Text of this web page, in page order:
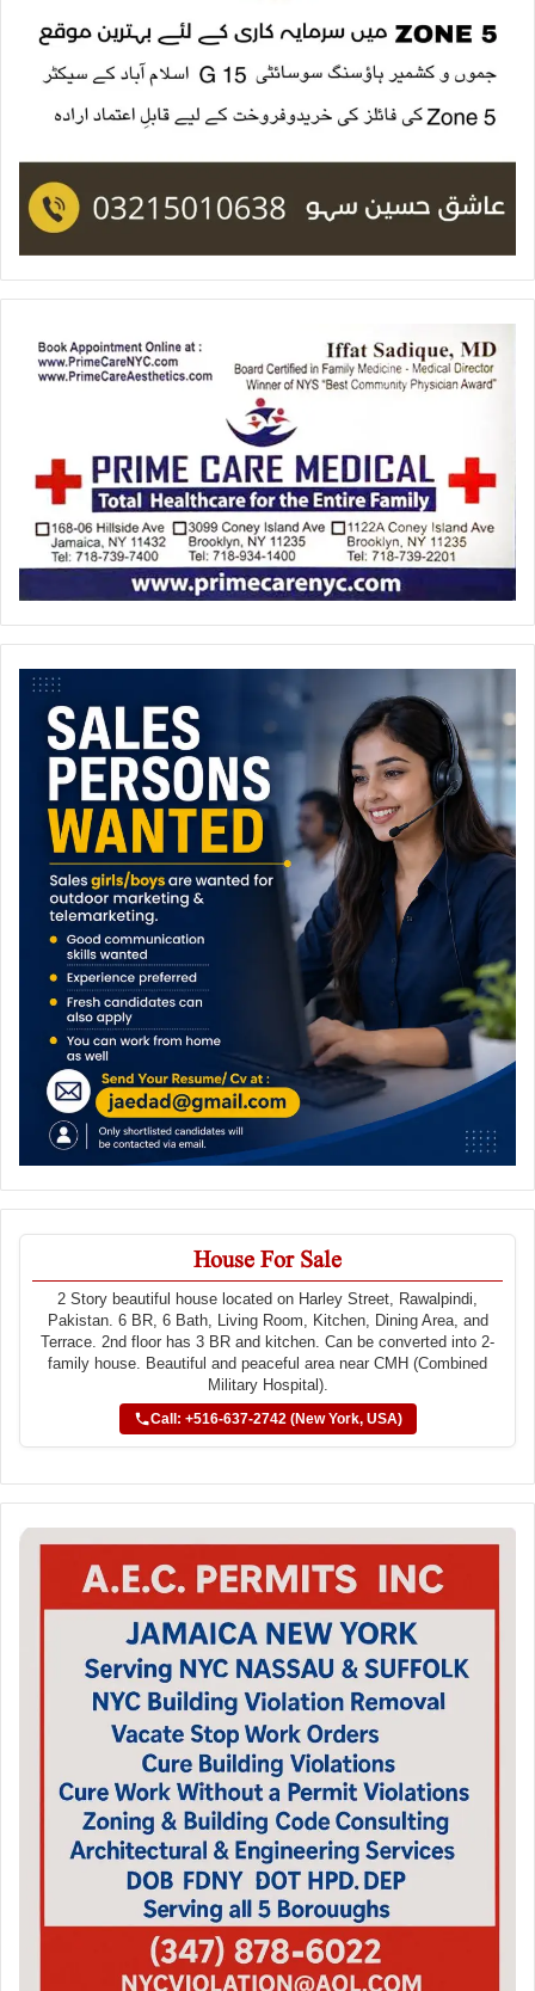
House For Sale
2 Story beautiful house located on Harley Street, Rawalpindi,
Pakistan. 6 BR, 6 Bath, Living Room, Kitchen, Dining Area, and
Terrace. 2nd floor has 3 BR and kitchen. Can be converted into 2-
family house. Beautiful and peaceful area near CMH (Combined
Military Hospital).
Call: +516-637-2742 (New York, USA)